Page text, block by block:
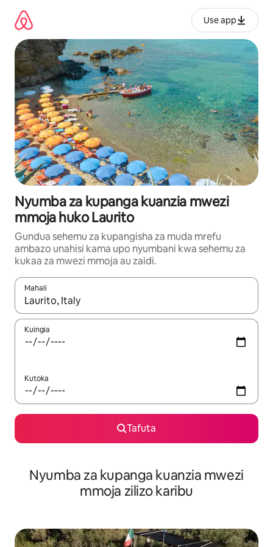
kwenda
kwenye
maudhui
Use app
Nyumba za kupanga kuanzia mwezi
mmoja huko Laurito
Gundua sehemu za kupangisha za muda mrefu
ambazo unahisi kama upo nyumbani kwa sehemu za
kukaa za mwezi mmoja au zaidi.
Mahali
Wakati matokeo yanapatikana, vinjari kwa kutumia vitufe vya
Kuingia
Kutoka
Tafuta
Nyumba za kupanga kuanzia mwezi
mmoja zilizo karibu